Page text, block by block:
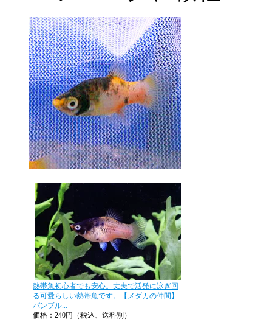
熱帯魚初心者でも安心。丈夫で活発に泳ぎ回
る可愛らしい熱帯魚です。【メダカの仲間】
バンブル...
価格：240円（税込、送料別）